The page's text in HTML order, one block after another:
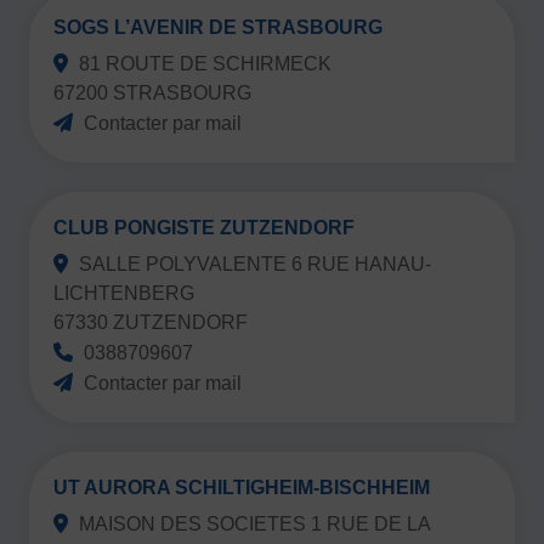
SOGS L’AVENIR DE STRASBOURG
81 ROUTE DE SCHIRMECK
67200 STRASBOURG
Contacter par mail
CLUB PONGISTE ZUTZENDORF
SALLE POLYVALENTE 6 RUE HANAU-
LICHTENBERG
67330 ZUTZENDORF
0388709607
Contacter par mail
UT AURORA SCHILTIGHEIM-BISCHHEIM
MAISON DES SOCIETES 1 RUE DE LA